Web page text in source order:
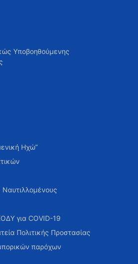
Υποβοηθούμενης
Ηχώ”
Ναυτιλλομένους
για COVID-19
Πολιτικής Προστασίας
παρόχων